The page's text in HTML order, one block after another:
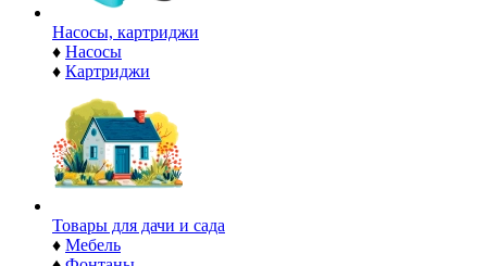
Насосы, картриджи
♦ Насосы
♦ Картриджи
Товары для дачи и сада
♦ Мебель